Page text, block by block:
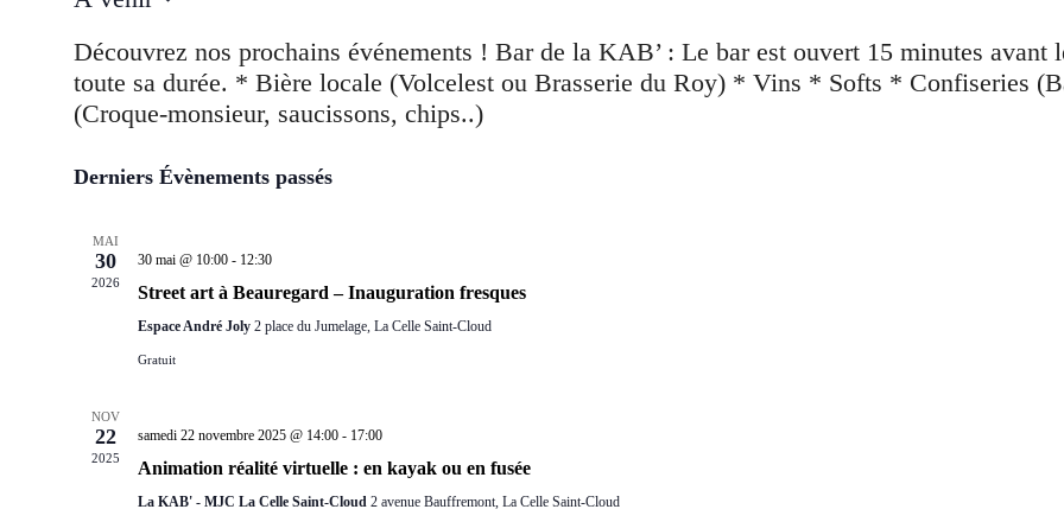
une
Derniers Évènements passés
MAI
30
2026
30 mai @ 10:00- 12:30
Street art à Beauregard – Inauguration fresques
Espace André Joly 2 place du Jumelage, La Celle Saint-Cloud
Gratuit
NOV
22
2025
samedi 22 novembre 2025 @ 14:00- 17:00
Animation réalité virtuelle : en kayak ou en fusée
La KAB' - MJC La Celle Saint-Cloud 2 avenue Bauffremont, La Celle Saint-Cloud